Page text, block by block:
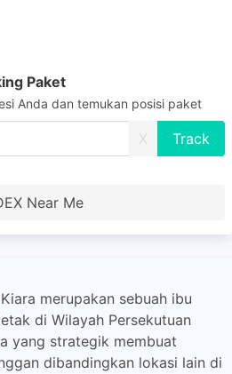
Paket
Anda dan temukan posisi paket
X
Near Me
merupakan sebuah ibu
di Wilayah Persekutuan
yang strategik membuat
dibandingkan lokasi lain di